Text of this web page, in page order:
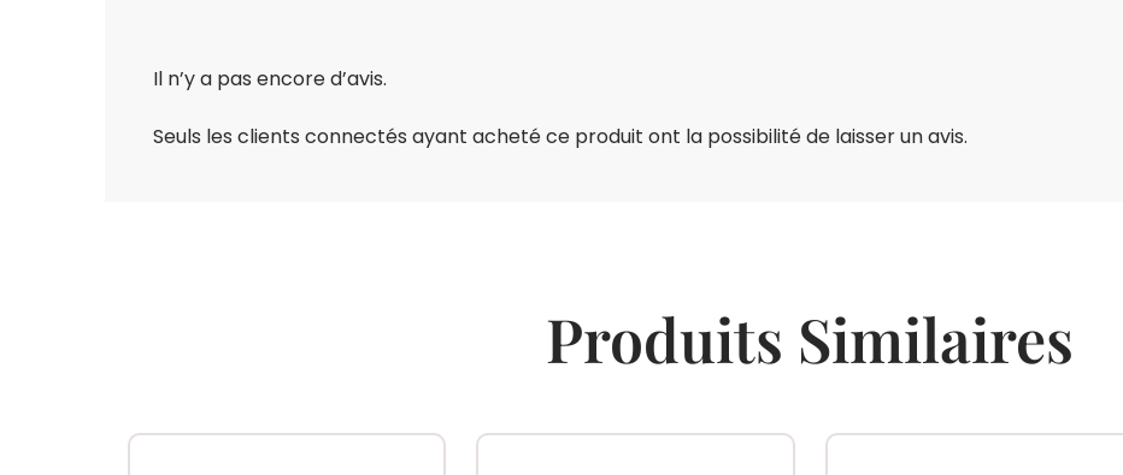
Il n’y a pas encore d’avis.
Seuls les clients connectés ayant acheté ce produit ont la possibilité de laisser un avis.
Produits Similaires